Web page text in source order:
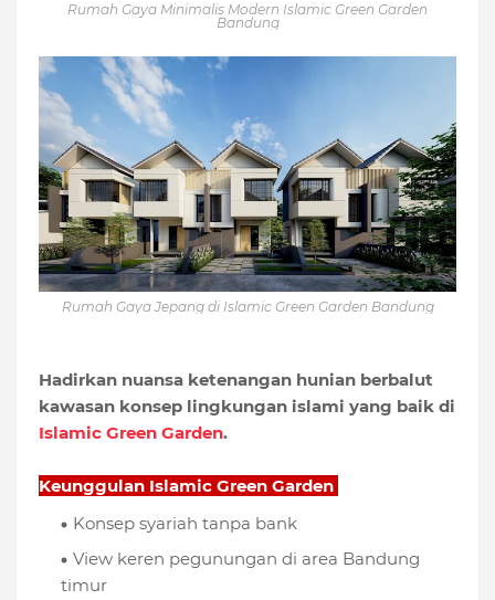
Rumah Gaya Minimalis Modern Islamic Green Garden
Bandung
Rumah Gaya Jepang di Islamic Green Garden Bandung
Hadirkan nuansa ketenangan hunian berbalut
kawasan konsep lingkungan islami yang baik di
Islamic Green Garden.
Keunggulan Islamic Green Garden
Konsep syariah tanpa bank
View keren pegunungan di area Bandung
timur